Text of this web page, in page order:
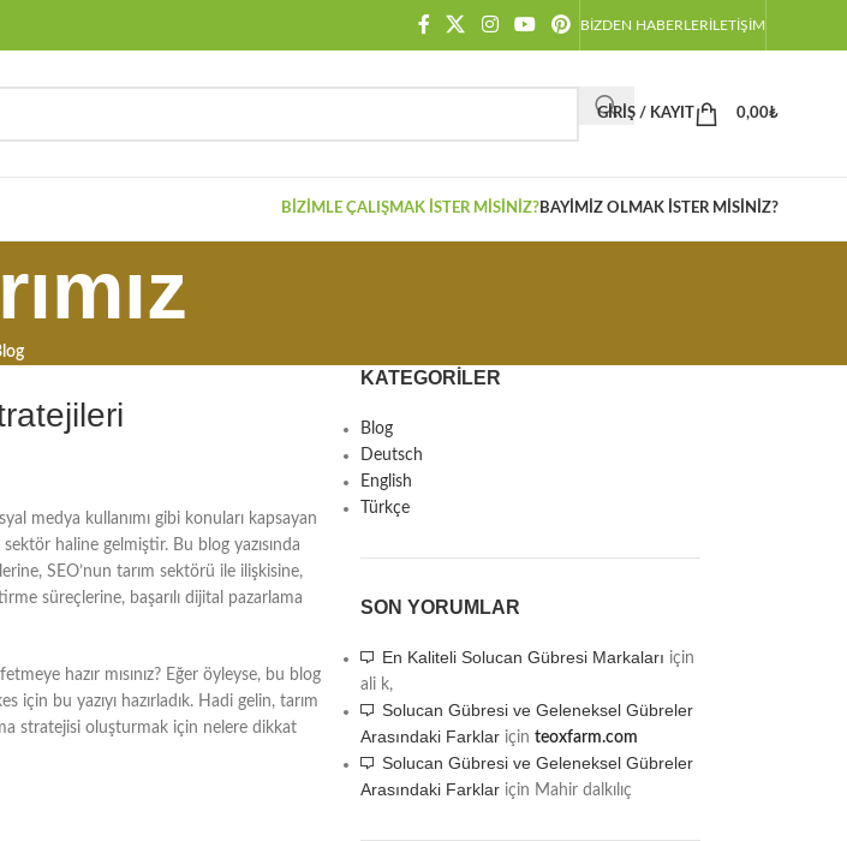
BIZDEN HABERLERİLETIŞIM
GIRIŞ / KAYIT 0,00₺
BIZIMLE ÇALIŞMAK İSTER MISINIZ?BAYIMIZ OLMAK İSTER MISINIZ?
medya kullanımı gibi konuları kapsayan
haline gelmiştir. Bu blog yazısında
SEO’nun tarım sektörü ile ilişkisine,
süreçlerine, başarılı dijital pazarlama
hazır mısınız? Eğer öyleyse, bu blog
için bu yazıyı hazırladık. Hadi gelin, tarım
stratejisi oluşturmak için nelere dikkat
KATEGORILER
Blog
Deutsch
English
Türkçe
SON YORUMLAR
En Kaliteli Solucan Gübresi Markaları için
ali k,
Solucan Gübresi ve Geleneksel Gübreler
Arasındaki Farklariçin teoxfarm.com
Solucan Gübresi ve Geleneksel Gübreler
Arasındaki Farklariçin Mahir dalkılıç